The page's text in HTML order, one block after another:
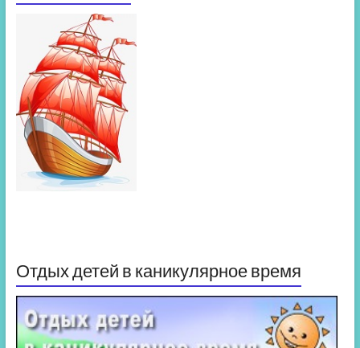
Отдых детей в каникулярное время